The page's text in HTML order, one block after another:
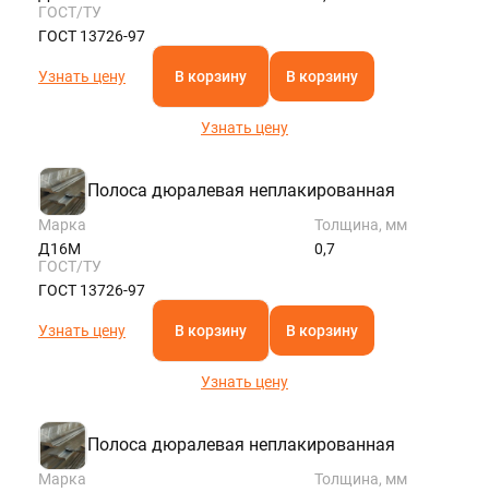
ГОСТ/ТУ
ГОСТ 13726-97
Узнать цену В корзину В корзину
Узнать цену
Полоса дюралевая неплакированная
Марка
Д16М
Толщина, мм
0,7
ГОСТ/ТУ
ГОСТ 13726-97
Узнать цену В корзину В корзину
Узнать цену
Полоса дюралевая неплакированная
Марка
Толщина, мм